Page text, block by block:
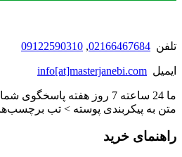
تلفن 02166467684
,
09122590310
ایمیل info[at]masterjanebi.com
ما 24 ساعته 7 روز هفته
متن به پیکربندی پوسته > تب برچسب‌ها
راهنمای خرید